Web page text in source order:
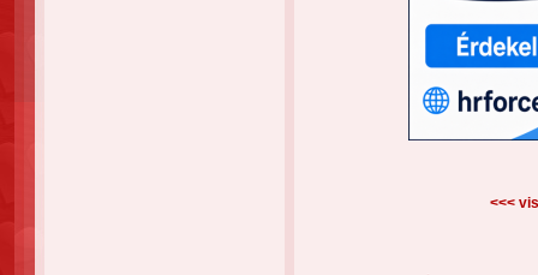
<<<